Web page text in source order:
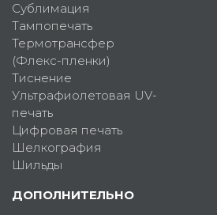
Сублимация
Тампопечать
Термотрансфер
(Флекс-пленки)
Тиснение
Ультрафиолетовая UV-
печать
Цифровая печать
Шелкография
Шильды
ДОПОЛНИТЕЛЬНО